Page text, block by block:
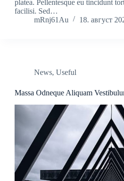
platea. Pellentesque eu tincidunt
facilisi. Sed…
mRnj61Au
18. август
News, Useful
Massa Odneque Aliquam